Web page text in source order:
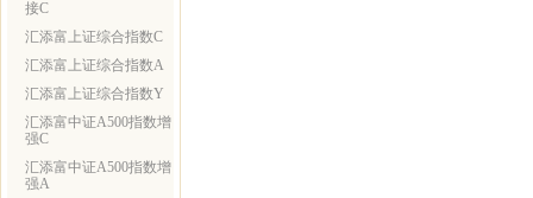
接C
汇添富上证综合指数C
汇添富上证综合指数A
汇添富上证综合指数Y
汇添富中证A500指数增
强C
汇添富中证A500指数增
强A